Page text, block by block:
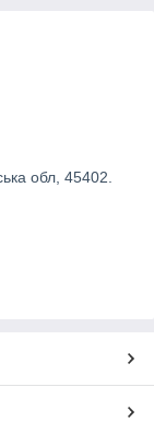
обл, 45402.